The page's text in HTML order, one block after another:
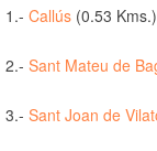
1.- Callús (0.53 Kms.)
2.- Sant Mateu de
3.- Sant Joan de